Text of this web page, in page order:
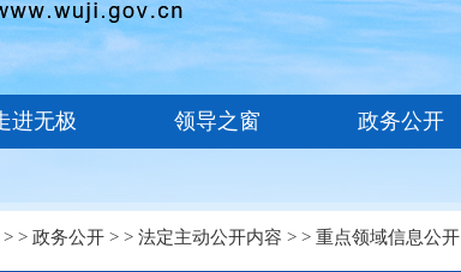
> > 政务公开 > > 法定主动公开内容 > > 重点领域信息公开